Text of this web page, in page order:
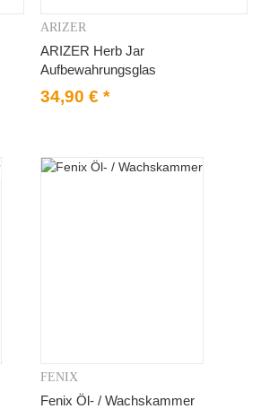
ARIZER
ARIZER Herb Jar
Aufbewahrungsglas
34,90 € *
FENIX
Fenix Öl- / Wachskammer